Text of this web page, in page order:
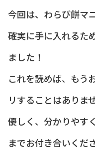
今回は、わらび餅マ
確実に手に入れるた
ました！
これを読めば、もう
リすることはありま
優しく、分かりやす
までお付き合いくだ